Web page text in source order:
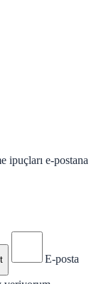
ipuçları e-postana
E-posta